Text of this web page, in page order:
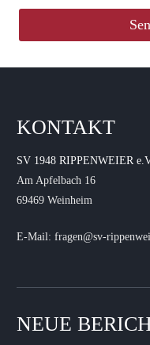
KONTAKT
SV 1948 RIPPENWEIER
Am Apfelbach 16
69469 Weinheim
E-Mail: fragen@sv-
NEUE